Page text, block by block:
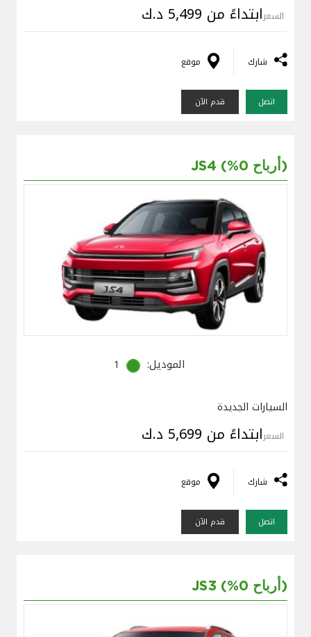
السعرابتداءً من 5,499 د.ك
شارك موقع
اتصل قدم الآن
JS4 (%0 أرباح)
الموديل: 1
السيارات الجديدة
السعرابتداءً من 5,699 د.ك
شارك موقع
اتصل قدم الآن
JS3 (%0 أرباح)